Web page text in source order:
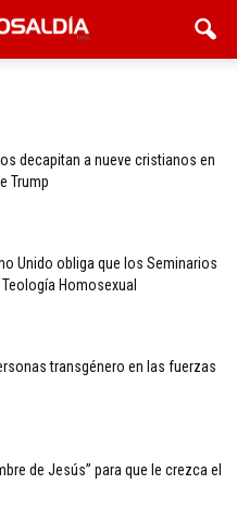
decapitan a nueve cristianos en
Trump
Unido obliga que los Seminarios
Homosexual
transgénero en las fuerzas
de Jesús” para que le crezca el